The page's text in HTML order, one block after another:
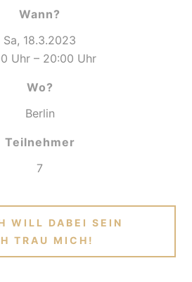
Wann?
Sa, 18.3.2023
Uhr – 20:00 Uhr
Wo?
Berlin
Teilnehmer
7
WILL DABEI SEIN
TRAU MICH!